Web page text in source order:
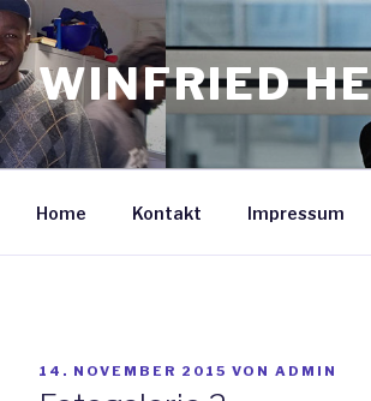
WINFRIED
Home Kontakt Impressum
VERÖFFENTLICHT
AM
14. NOVEMBER 2015 VON ADMIN